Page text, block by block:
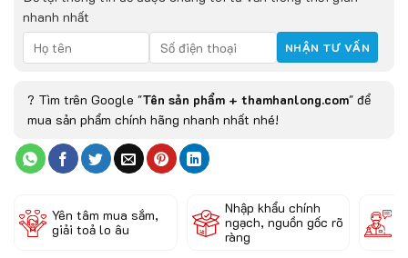
nhanh nhất
? Tìm trên Google "Tên sản phẩm + thamhanlong.com" để
mua sản phẩm chính hãng nhanh nhất nhé!
Yên tâm mua sắm,
giải toả lo âu
Nhập khẩu chính
ngạch, nguồn gốc rõ
ràng